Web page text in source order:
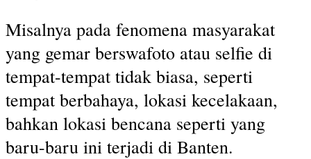
Misalnya pada fenomena masyarakat
yang gemar berswafoto atau selfie di
tempat-tempat tidak biasa, seperti
tempat berbahaya, lokasi kecelakaan,
bahkan lokasi bencana seperti yang
baru-baru ini terjadi di Banten.